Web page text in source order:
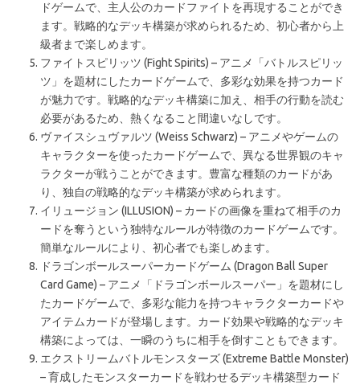
ドゲームで、主人公のカードファイトを再現することができ
ます。戦略的なデッキ構築が求められるため、初心者から上
級者まで楽しめます。
ファイトスピリッツ (Fight Spirits) – アニメ「バトルスピリッ
ツ」を題材にしたカードゲームで、多彩な効果を持つカード
が魅力です。戦略的なデッキ構築に加え、相手の行動を読む
必要があるため、熱くなること間違いなしです。
ヴァイスシュヴァルツ (Weiss Schwarz) – アニメやゲームの
キャラクターを使ったカードゲームで、異なる世界観のキャ
ラクターが戦うことができます。豊富な種類のカードがあ
り、独自の戦略的なデッキ構築が求められます。
イリュージョン (ILLUSION) – カードの画像を重ねて相手のカ
ードを奪うという独特なルールが特徴のカードゲームです。
簡単なルールにより、初心者でも楽しめます。
ドラゴンボールスーパーカードゲーム (Dragon Ball Super
Card Game) – アニメ「ドラゴンボールスーパー」を題材にし
たカードゲームで、多彩な能力を持つキャラクターカードや
アイテムカードが登場します。カード効果や戦略的なデッキ
構築によっては、一瞬のうちに相手を倒すこともできます。
エクストリームバトルモンスターズ (Extreme Battle Monster)
– 育成したモンスターカードを戦わせるデッキ構築型カード